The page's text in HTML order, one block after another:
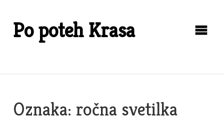
contentPo poteh Krasa
Oznaka: ročna svetilka